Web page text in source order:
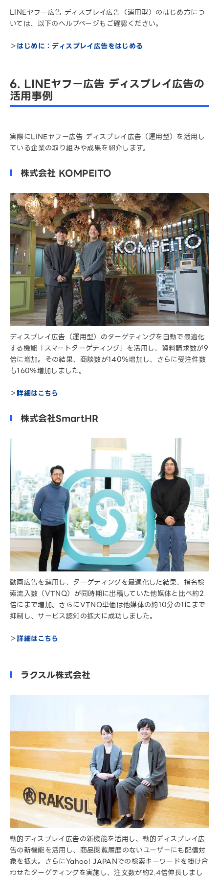
LINEヤフー広告 ディスプレイ広告（運用型）のはじめ方につ
いては、以下のヘルプページもご確認ください。
＞はじめに：ディスプレイ広告をはじめる
6. LINEヤフー広告 ディスプレイ広告の
活用事例
実際にLINEヤフー広告 ディスプレイ広告（運用型）を活用し
ている企業の取り組みや成果を紹介します。
株式会社 KOMPEITO
ディスプレイ広告（運用型）のターゲティングを自動で最適化
する機能「スマートターゲティング」を活用し、資料請求数が9
倍に増加。その結果、商談数が140％増加し、さらに受注件数
も160％増加しました。
＞詳細はこちら
株式会社SmartHR
動画広告を運用し、ターゲティングを最適化した結果、指名検
索流入数（VTNQ）が同時期に出稿していた他媒体と比べ約2
倍にまで増加。さらにVTNQ単価は他媒体の約10分の1にまで
抑制し、サービス認知の拡大に成功しました。
＞詳細はこちら
ラクスル株式会社
動的ディスプレイ広告の新機能を活用し、動的ディスプレイ広
告の新機能を活用し、商品閲覧履歴のないユーザーにも配信対
象を拡大。さらにYahoo! JAPANでの検索キーワードを掛け合
わせたターゲティングを実施し、注文数が約2.4倍伸長しまし